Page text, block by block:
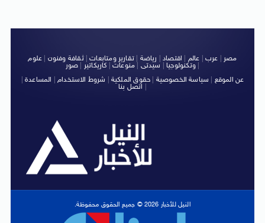
مصر عرب عالم اقتصاد رياضة |تقارير ومتابعات|ثقافة وفنون
علوم
وتكنولوجيا| سيدتى منوعات كاريكاتير صور
|
عن الموقع
سياسة الخصوصية حقوق الملكية شروط الاستخدام| المساعدة|
اتصل بنا
النيل للأخبار 2026 © جميع الحقوق محفوظة.